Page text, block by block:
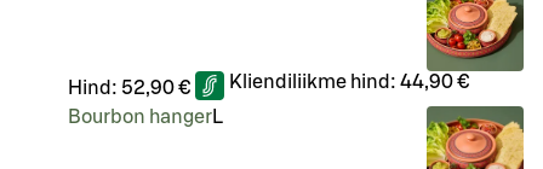
Hind: 52,90 € Kliendiliikme hind: 44,90 €
Bourbon hangerL